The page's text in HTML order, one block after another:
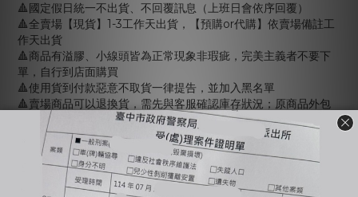
🔺國定假日統一不出貨、不回覆訊息（上班日會依序回覆）
🔺全賣場【現貨】1-3工作天出貨，【預購or代購】依賣場備註工
作天出貨
🔺商品有溢膠、小線頭皆為正常現象非瑕疵，完美主義者不要下
單，自行到店面購買
🔺使用貨到付款惡意不取貨一律提告，並加入黑名單
🔺賣場商品可以退換貨，需先與客服確認庫存狀況；原商品外包
裝必須保持完整＆吊牌不能拆剪才能退換貨（退換貨須知請詳售
後小卡）
🔺商品一旦下水任何理由皆不接受退換貨